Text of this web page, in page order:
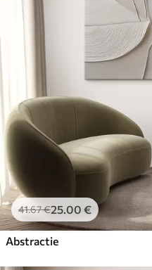
41.67€25.00 €
Abstractie